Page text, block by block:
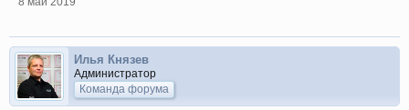
Илья Князев
Администратор
Команда форума